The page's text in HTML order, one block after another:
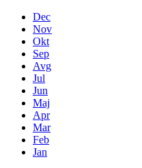
Dec
Nov
Okt
Sep
Avg
Jul
Jun
Maj
Apr
Mar
Feb
Jan